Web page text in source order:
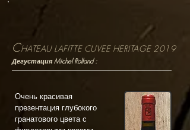
CHATEAU LAFITTE CUVEE HERITAGE 2019
Дегустация Michel Rolland :
Очень красивая
презентация глубокого
гранатового цвета с